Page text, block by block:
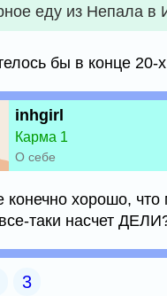
еду из Непала в
бы в конце 20-
inhgirl
Карма 1
О себе
конечно хорошо,
таки насчет
3